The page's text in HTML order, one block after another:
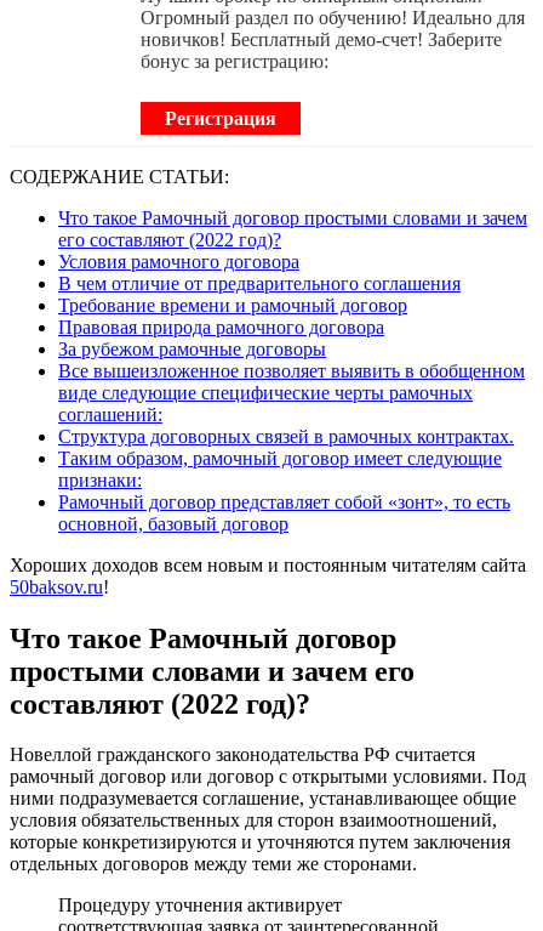
Огромный раздел по обучению! Идеально для
новичков! Бесплатный демо-счет! Заберите
бонус за регистрацию:
Регистрация
СОДЕРЖАНИЕ СТАТЬИ:
Что такое Рамочный договор простыми словами и зачем
его составляют (2022 год)?
Условия рамочного договора
В чем отличие от предварительного соглашения
Требование времени и рамочный договор
Правовая природа рамочного договора
За рубежом рамочные договоры
Все вышеизложенное позволяет выявить в обобщенном
виде следующие специфические черты рамочных
соглашений:
Структура договорных связей в рамочных контрактах.
Таким образом, рамочный договор имеет следующие
признаки:
Рамочный договор представляет собой «зонт», то есть
основной, базовый договор
Хороших доходов всем новым и постоянным читателям сайта
50baksov.ru!
Что такое Рамочный договор
простыми словами и зачем его
составляют (2022 год)?
Новеллой гражданского законодательства РФ считается
рамочный договор или договор с открытыми условиями. Под
ними подразумевается соглашение, устанавливающее общие
условия обязательственных для сторон взаимоотношений,
которые конкретизируются и уточняются путем заключения
отдельных договоров между теми же сторонами.
Процедуру уточнения активирует